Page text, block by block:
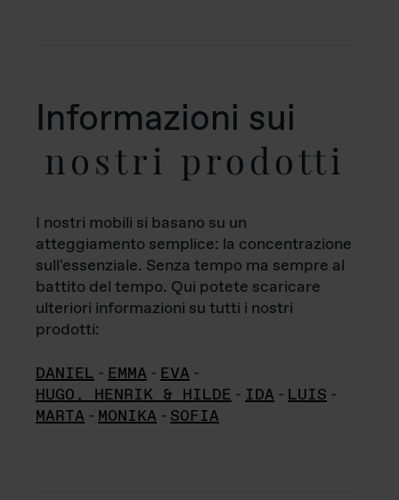
Informazioni sui
nostri prodotti
I nostri mobili si basano su un
atteggiamento semplice: la concentrazione
sull'essenziale. Senza tempo ma sempre al
battito del tempo. Qui potete scaricare
ulteriori informazioni su tutti i nostri
prodotti:
DANIEL - EMMA - EVA -
HUGO, HENRIK & HILDE - IDA - LUIS -
MARTA - MONIKA - SOFIA